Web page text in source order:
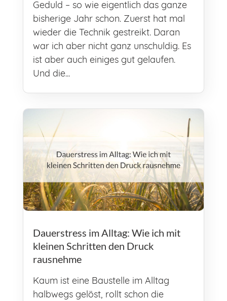
Geduld – so wie eigentlich das ganze
bisherige Jahr schon. Zuerst hat mal
wieder die Technik gestreikt. Daran
war ich aber nicht ganz unschuldig. Es
ist aber auch einiges gut gelaufen.
Und die...
Dauerstress im Alltag: Wie ich mit
kleinen Schritten den Druck
rausnehme
Kaum ist eine Baustelle im Alltag
halbwegs gelöst, rollt schon die